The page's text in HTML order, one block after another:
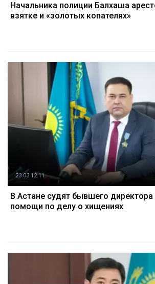
Начальника полиции Балхаша
взятке и «золотых копателях»
23.03 12:11
В Астане судят бывшего директора
помощи по делу о хищениях